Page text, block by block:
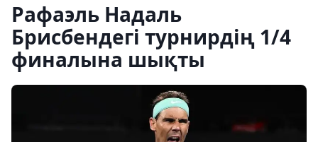
Рафаэль Надаль
Брисбендегі турнирдің 1/4
финалына шықты